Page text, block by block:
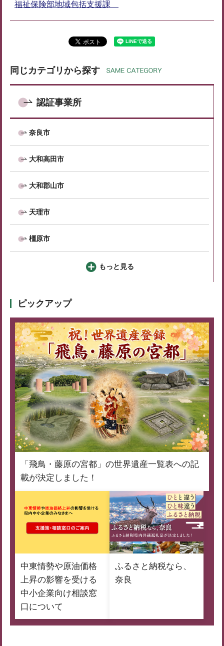
福祉保険部地域包括支援課
同じカテゴリから探す
認証事業所
奈良市
大和高田市
大和郡山市
天理市
橿原市
もっと見る
ピックアップ
「飛鳥・藤原の宮都」の世界遺産一覧表への記
載が決定しました！
中東情勢や原油価格
上昇の影響を受ける
中小企業向け相談窓
口について
ふるさと納税なら、
奈良